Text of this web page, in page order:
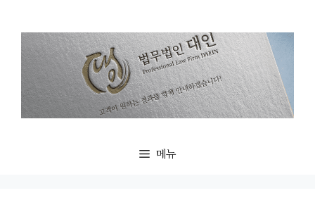
메뉴